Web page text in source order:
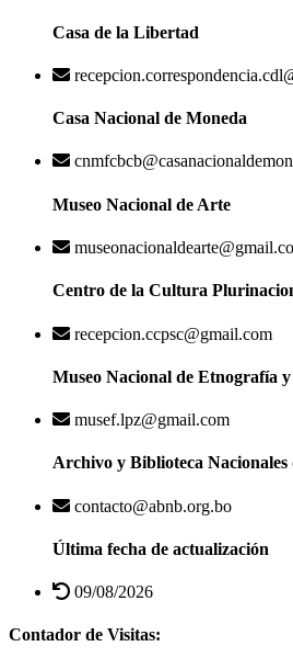
Casa de la Libertad
Casa Nacional de Moneda
Museo Nacional de Arte
Centro de la Cultura
recepcion.ccpsc@gmail.com
Museo Nacional de Etnografía
musef.lpz@gmail.com
Archivo y Biblioteca Nacionales
contacto@abnb.org.bo
Última fecha de actualización
09/08/2026
Contador de Visitas: